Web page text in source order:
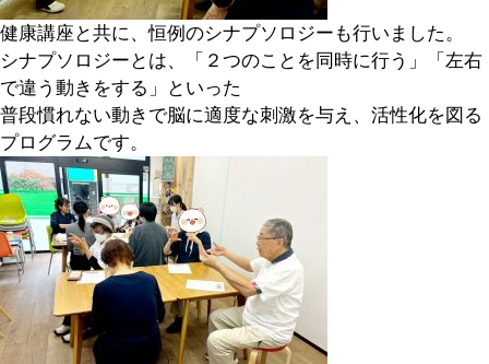
健康講座と共に、恒例のシナプソロジーも行いました。
シナプソロジーとは、「２つのことを同時に行う」「左右
で違う動きをする」といった
普段慣れない動きで脳に適度な刺激を与え、活性化を図る
プログラムです。